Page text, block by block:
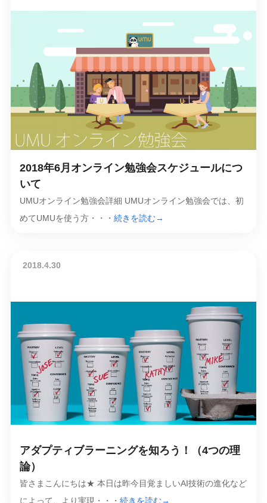
2018年6月オンライン勉強会スケジュールにつ
いて
UMUオンライン勉強会詳細 UMUオンライン勉強会では、初
めてUMUを使う方・・・ 続きを読む→
2018.4.30
アダプティブラーニングを知ろう！（4つの理
論）
皆さまこんにちは★ 本日は昨今目覚ましいAI技術の進化など
によって、より実現・・・ 続きを読む→